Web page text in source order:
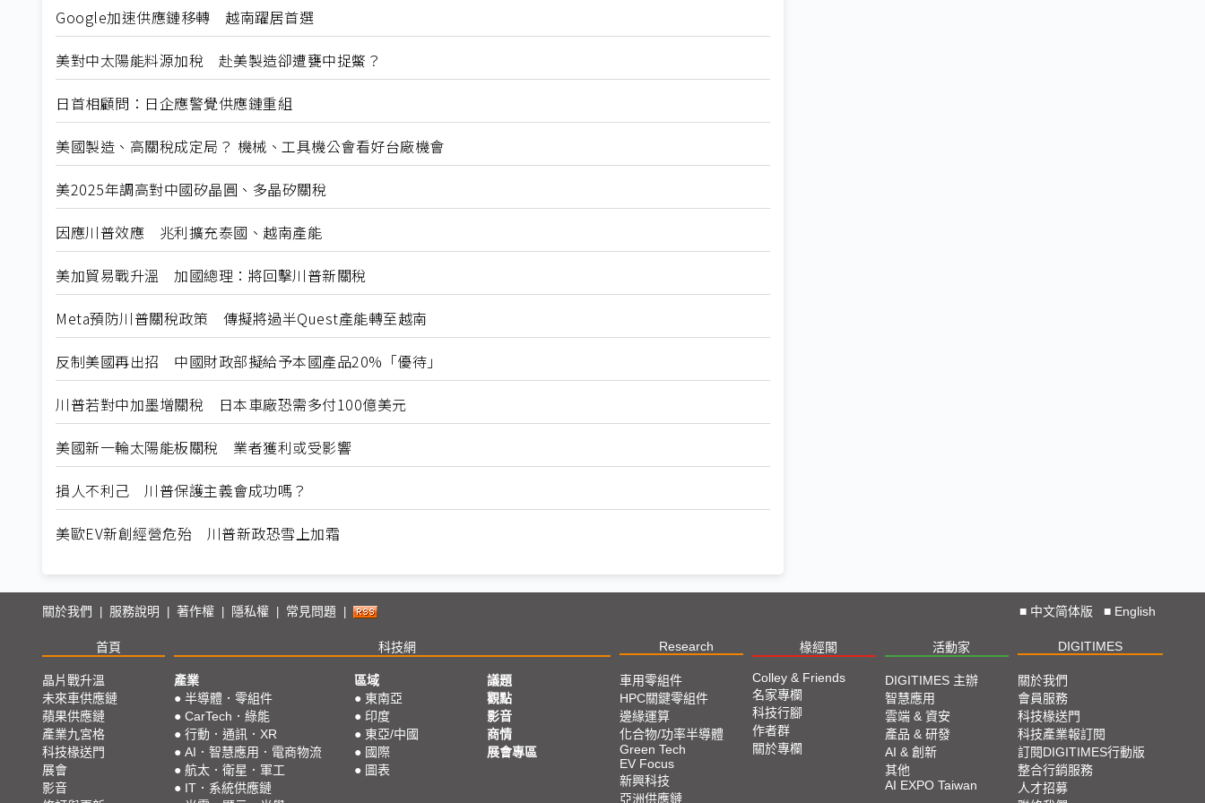
Google加速供應鏈移轉 越南躍居首選
美對中太陽能料源加稅 赴美製造卻遭甕中捉鱉？
日首相顧問：日企應警覺供應鏈重組
美國製造、高關稅成定局？ 機械、工具機公會看好台廠機會
美2025年調高對中國矽晶圓、多晶矽關稅
因應川普效應 兆利擴充泰國、越南產能
美加貿易戰升溫 加國總理：將回擊川普新關稅
Meta預防川普關稅政策 傳擬將過半Quest產能轉至越南
反制美國再出招 中國財政部擬給予本國產品20%「優待」
川普若對中加墨增關稅 日本車廠恐需多付100億美元
美國新一輪太陽能板關稅 業者獲利或受影響
損人不利己 川普保護主義會成功嗎？
美歐EV新創經營危殆 川普新政恐雪上加霜
關於我們 服務說明 著作權 隱私權 常見問題 ■ 中文简体版 ■ English
首頁 科技網 Research 椽經閣 活動家 DIGITIMES
晶片戰升溫
未來車供應鏈
蘋果供應鏈
產業九宮格
科技椽送門
展會
影音
產業
● 半導體．零組件
● CarTech．綠能
● 行動．通訊．XR
● AI．智慧應用．電商物流
● 航太．衛星．軍工
● IT．系統供應鏈
區域
● 東南亞
● 印度
● 東亞/中國
● 國際
● 圖表
議題
觀點
影音
商情
展會專區
車用零組件
HPC關鍵零組件
邊緣運算
化合物/功率半導體
Green Tech
EV Focus
新興科技
亞洲供應鏈
Colley & Friends
名家專欄
科技行腳
作者群
關於專欄
DIGITIMES 主辦
智慧應用
雲端 & 資安
產品 & 研發
AI & 創新
其他
AI EXPO Taiwan
關於我們
會員服務
科技椽送門
科技產業報訂閱
訂閱DIGITIMES行動版
整合行銷服務
人才招募